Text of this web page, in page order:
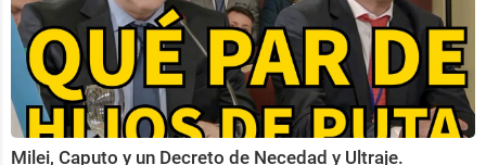
Milei, Caputo y un Decreto de Necedad y Ultraje.